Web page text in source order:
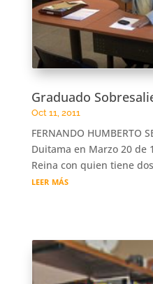
Graduado
Oct 11, 2011
FERNANDO HUMBERTO
Duitama en Marzo 20 de
Reina con quien tiene
leer más